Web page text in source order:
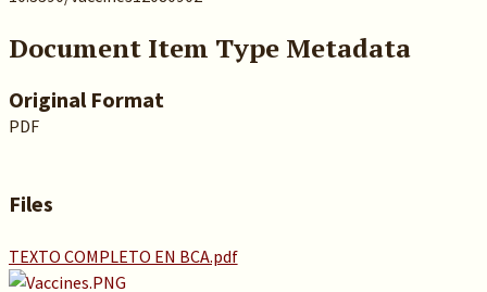
Document Item Type Metadata
Original Format
PDF
Files
TEXTO COMPLETO EN BCA.pdf